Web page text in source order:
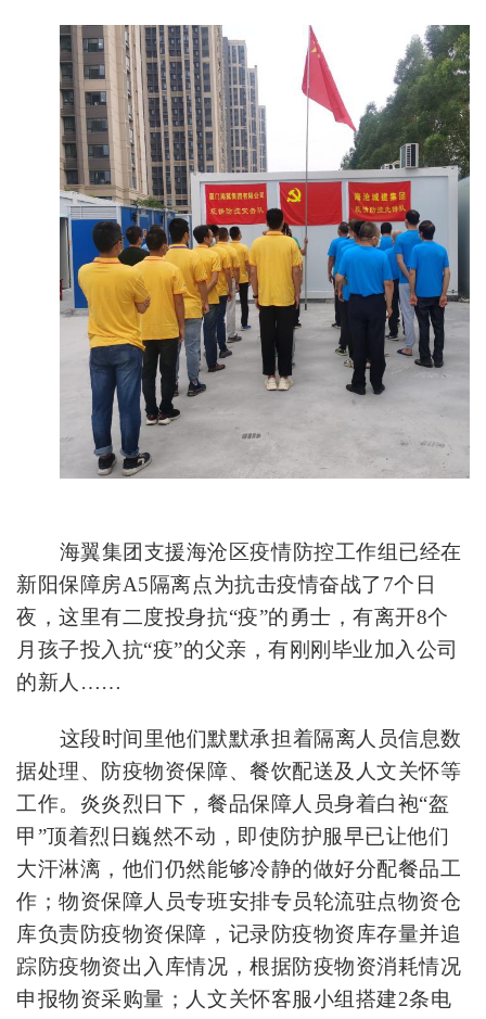
海翼集团支援海沧区疫情防控工作组已经在
新阳保障房A5隔离点为抗击疫情奋战了7个日
夜，这里有二度投身抗“疫”的勇士，有离开8个
月孩子投入抗“疫”的父亲，有刚刚毕业加入公司
的新人 ……
这段时间里他们默默承担着隔离人员信息数
据处理、防疫物资保障、餐饮配送及人文关怀等
工作。 炎炎烈日下，餐品保障人员身着白袍“盔
甲”顶着烈日巍然不动，即使防护服早已让他们
大汗淋漓，他们仍然能够冷静的做好分配餐品工
作 ；物资保障人员专班安排专员轮流驻点物资仓
库负责防疫物资保障，记录防疫物资库存量并追
踪防疫物资出入库情况，根据防疫物资消耗情况
申报物资采购量； 人文关怀客服小组搭建2条电